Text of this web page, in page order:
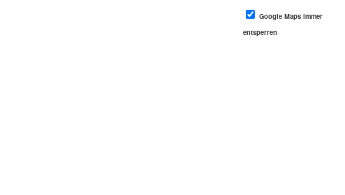
Google Maps immer
entsperren